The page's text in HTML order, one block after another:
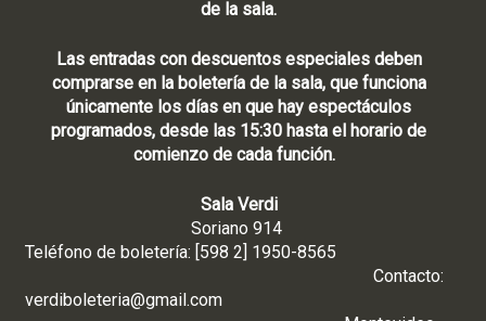
de la sala.
Las entradas con descuentos especiales deben
comprarse en la boletería de la sala, que funciona
únicamente los días en que hay espectáculos
programados, desde las 15:30 hasta el horario de
comienzo de cada función.
Sala Verdi
Soriano 914
Teléfono de boletería: [598 2] 1950-8565
Contacto:
verdiboleteria@gmail.com